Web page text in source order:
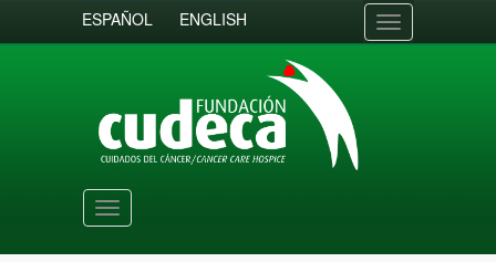
ESPAÑOL ENGLISH
Toggle
navigation
Toggle
navigation